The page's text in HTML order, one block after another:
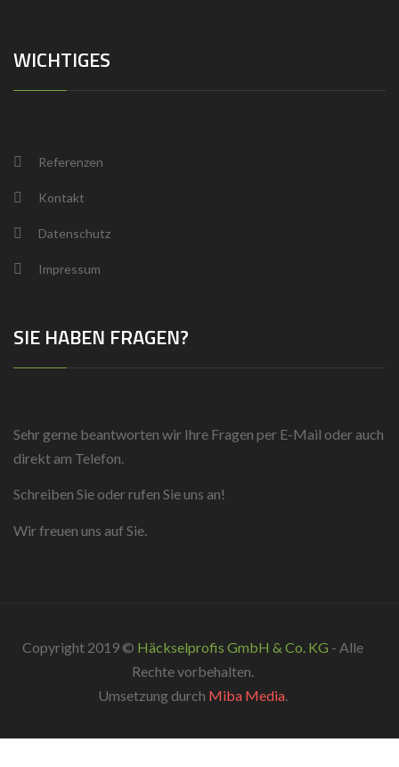
WICHTIGES
Referenzen
Kontakt
Datenschutz
Impressum
SIE HABEN FRAGEN?
Sehr gerne beantworten wir Ihre Fragen per E-Mail oder auch
direkt am Telefon.
Schreiben Sie oder rufen Sie uns an!
Wir freuen uns auf Sie.
Copyright 2019 © Häckselprofis GmbH & Co. KG - Alle
Rechte vorbehalten.
Umsetzung durch Miba Media.